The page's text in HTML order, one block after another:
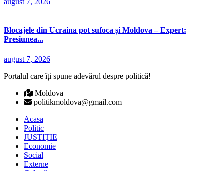
august 7, 2026
Blocajele din Ucraina pot sufoca și Moldova – Expert:
Presiunea...
august 7, 2026
Portalul care îți spune adevărul despre politică!
Moldova
politikmoldova@gmail.com
Acasa
Politic
JUSTIȚIE
Economie
Social
Externe